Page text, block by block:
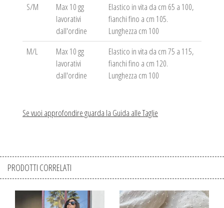
S/M
Max 10 gg
lavorativi
dall'ordine
Elastico in vita da cm 65 a 100,
fianchi fino a cm 105.
Lunghezza cm 100
M/L
Max 10 gg
lavorativi
dall'ordine
Elastico in vita da cm 75 a 115,
fianchi fino a cm 120.
Lunghezza cm 100
Se vuoi approfondire guarda la Guida alle Taglie
PRODOTTI CORRELATI